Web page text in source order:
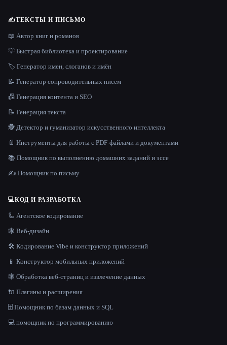
✍️ТЕКСТЫ И ПИСЬМО
📖 Автор книг и романов
💡 Быстрая библиотека и проектирование
🏷️ Генератор имен, слоганов и имён
📝 Генератор сопроводительных писем
📠 Генерация контента и SEO
📝 Генерация текста
🕵️ Детектор и гуманизатор искусственного интеллекта
📄 Инструменты для работы с PDF-файлами и документами
📚 Помощник по выполнению домашних заданий и эссе
✍️ Помощник по письму
💻КОД И РАЗРАБОТКА
🦾 Агентское кодирование
🕸 Веб-дизайн
🛠️ Кодирование Vibe и конструктор приложений
📱 Конструктор мобильных приложений
🕸️ Обработка веб-страниц и извлечение данных
🔌 Плагины и расширения
🗄️ Помощник по базам данных и SQL
💻 помощник по программированию